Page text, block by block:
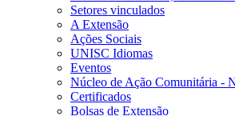
Setores vinculados
A Extensão
Ações Sociais
UNISC Idiomas
Eventos
Núcleo de Ação Comunitária -
Certificados
Bolsas de Extensão